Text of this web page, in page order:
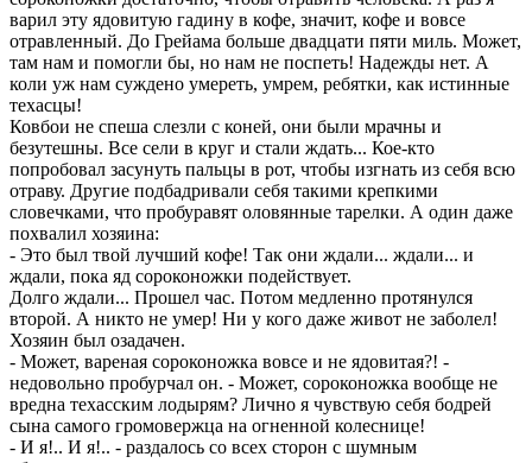
варил эту ядовитую гадину в кофе, значит, кофе и вовсе
отравленный. До Грейама больше двадцати пяти миль. Может,
там нам и помогли бы, но нам не поспеть! Надежды нет. А
коли уж нам суждено умереть, умрем, ребятки, как истинные
техасцы!
Ковбои не спеша слезли с коней, они были мрачны и
безутешны. Все сели в круг и стали ждать... Кое-кто
попробовал засунуть пальцы в рот, чтобы изгнать из себя всю
отраву. Другие подбадривали себя такими крепкими
словечками, что пробуравят оловянные тарелки. А один даже
похвалил хозяина:
- Это был твой лучший кофе! Так они ждали... ждали... и
ждали, пока яд сороконожки подействует.
Долго ждали... Прошел час. Потом медленно протянулся
второй. А никто не умер! Ни у кого даже живот не заболел!
Хозяин был озадачен.
- Может, вареная сороконожка вовсе и не ядовитая?! -
недовольно пробурчал он. - Может, сороконожка вообще не
вредна техасским лодырям? Лично я чувствую себя бодрей
сына самого громовержца на огненной колеснице!
- И я!.. И я!.. - раздалось со всех сторон с шумным